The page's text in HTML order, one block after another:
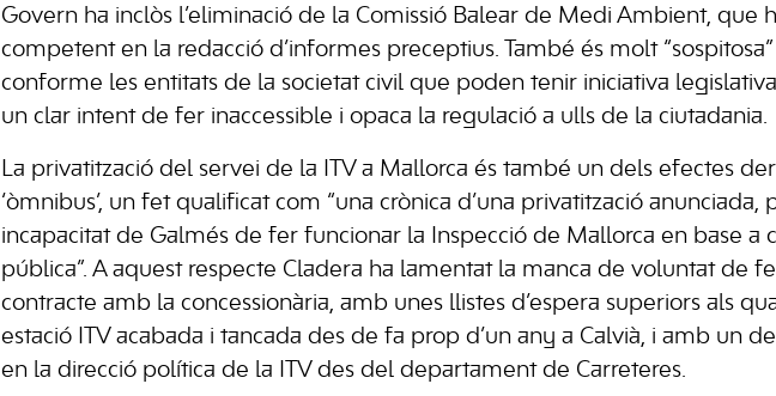
Govern ha inclòs l’eliminació de la Comissió Balear de Medi Ambient, que
competent en la redacció d’informes preceptius. També és molt
conforme les entitats de la societat civil que poden tenir iniciativa
un clar intent de fer inaccessible i opaca la regulació a ulls de la ciutadania.
La privatització del servei de la ITV a Mallorca és també un dels efectes
‘òmnibus’, un fet qualificat com “una crònica d’una privatització anunciada,
incapacitat de Galmés de fer funcionar la Inspecció de Mallorca en base a
pública”. A aquest respecte Cladera ha lamentat la manca de voluntat de
contracte amb la concessionària, amb unes llistes d’espera superiors als
estació ITV acabada i tancada des de fa prop d’un any a Calvià, i amb un
en la direcció política de la ITV des del departament de Carreteres.